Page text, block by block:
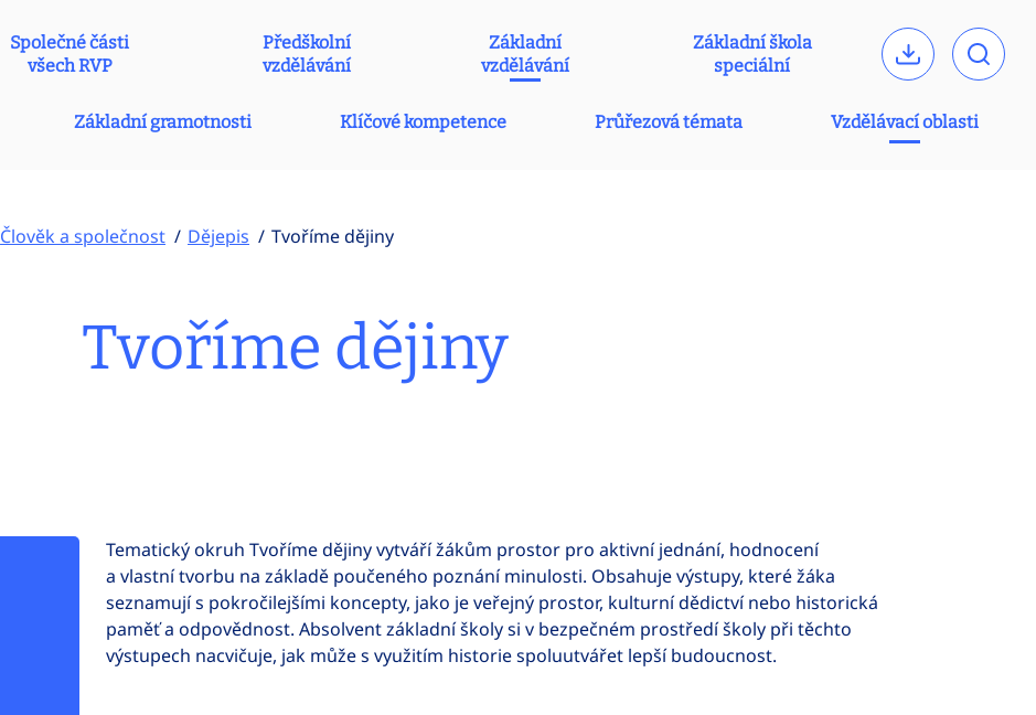
Společné části
všech RVP
Předškolní
vzdělávání
Základní
vzdělávání
Základní škola
speciální
Základní gramotnosti Klíčové kompetence Průřezová témata Vzdělávací oblasti
Člověk a společnost Dějepis Tvoříme dějiny
Tvoříme dějiny
Tematický okruh Tvoříme dějiny vytváří žákům prostor pro aktivní jednání, hodnocení
a vlastní tvorbu na základě poučeného poznání minulosti. Obsahuje výstupy, které žáka
seznamují s pokročilejšími koncepty, jako je veřejný prostor, kulturní dědictví nebo historická
paměť a odpovědnost. Absolvent základní školy si v bezpečném prostředí školy při těchto
výstupech nacvičuje, jak může s využitím historie spoluutvářet lepší budoucnost.